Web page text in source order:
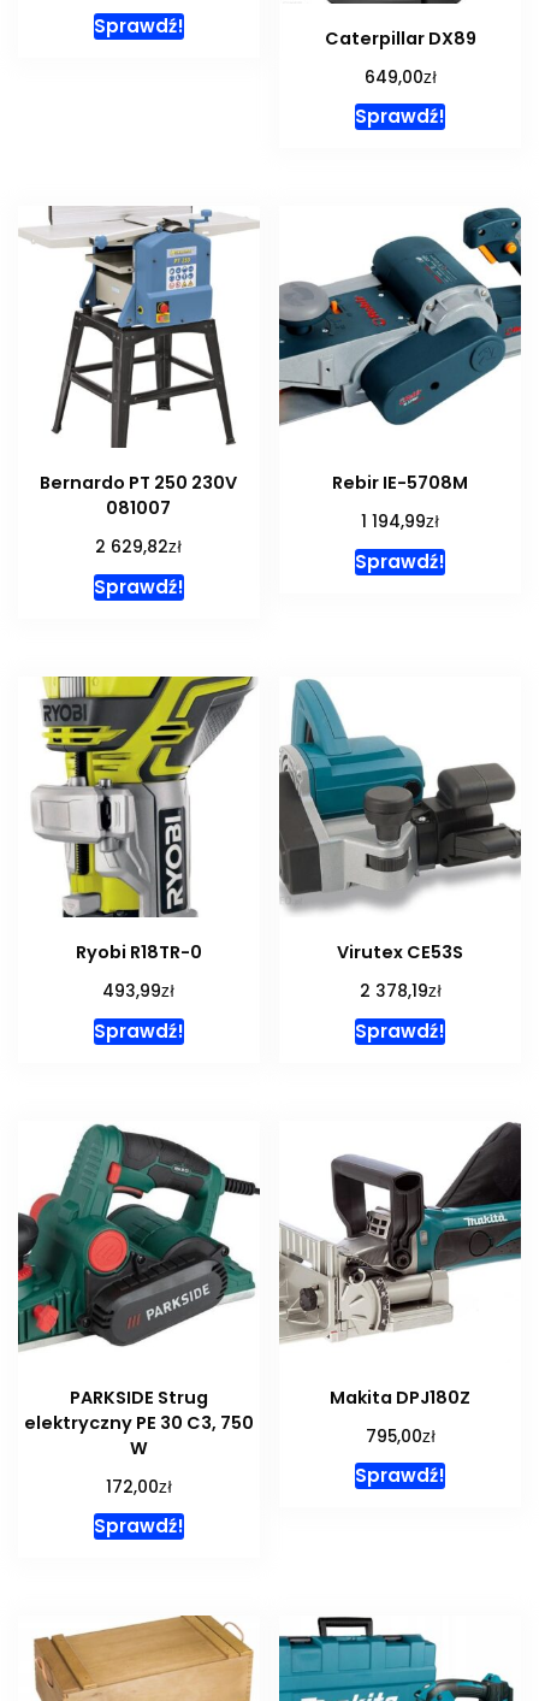
Sprawdź! Caterpillar DX89
649,00zł
Sprawdź!
Bernardo PT 250 230V
081007
2 629,82zł
Sprawdź!
Rebir IE-5708M
1 194,99zł
Sprawdź!
Ryobi R18TR-0
493,99zł
Sprawdź!
Virutex CE53S
2 378,19zł
Sprawdź!
PARKSIDE Strug
elektryczny PE 30 C3, 750
W
172,00zł
Sprawdź!
Makita DPJ180Z
795,00zł
Sprawdź!